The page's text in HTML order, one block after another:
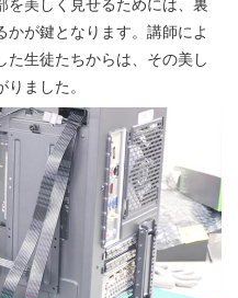
を美しく見せるためには、裏
が鍵となります。講師によ
た生徒たちからは、その美し
ました。